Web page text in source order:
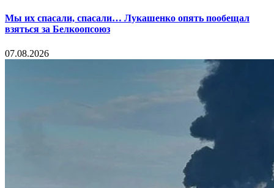
Мы их спасали, спасали… Лукашенко опять пообещал
взяться за Белкоопсоюз
07.08.2026